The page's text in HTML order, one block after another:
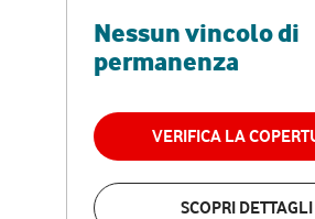
Nessun vincolo di
permanenza
VERIFICA LA
SCOPRI DETTAGLI
RETE FISSA +
29,95€
permanenza
VERIFICA LA